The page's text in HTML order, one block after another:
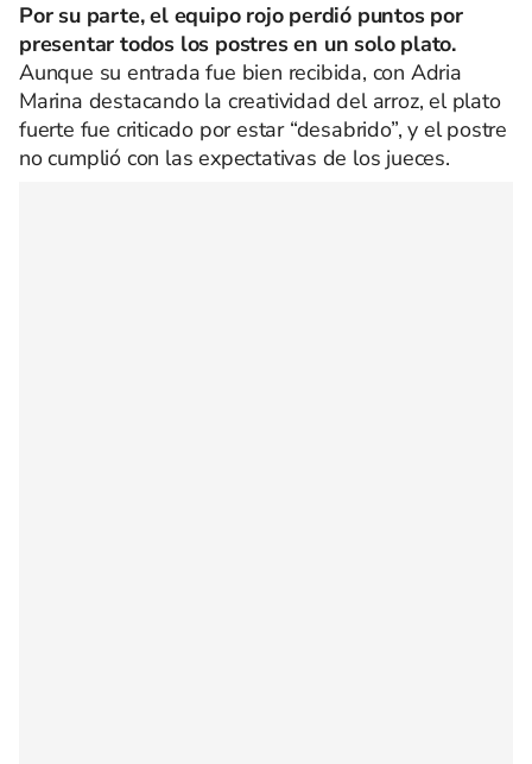
Por su parte, el equipo rojo perdió puntos por
presentar todos los postres en un solo plato.
Aunque su entrada fue bien recibida, con Adria
Marina destacando la creatividad del arroz, el plato
fuerte fue criticado por estar “desabrido”, y el postre
no cumplió con las expectativas de los jueces.